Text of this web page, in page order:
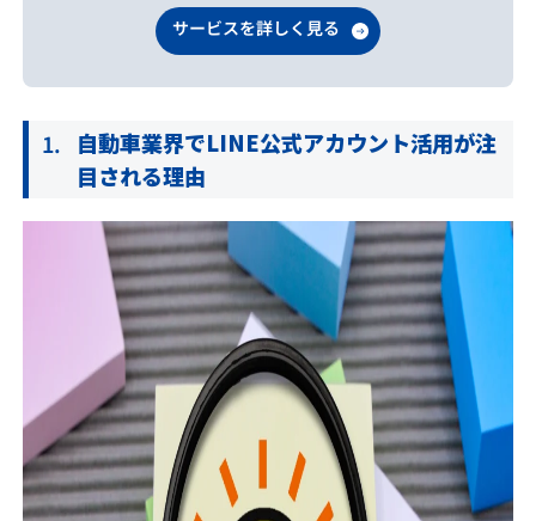
サービスを詳しく見る
自動車業界でLINE公式アカウント活用が注
目される理由